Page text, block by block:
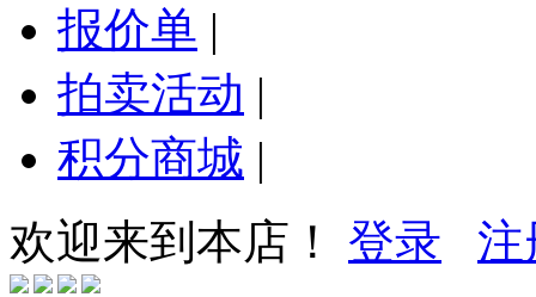
报价单 |
拍卖活动 |
积分商城 |
欢迎来到本店！
登录 注